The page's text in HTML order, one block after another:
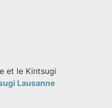
et le Kintsugi
Lausanne